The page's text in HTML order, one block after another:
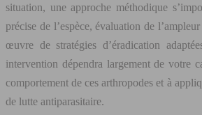
situation, une approche méthodique
précise de l’espèce, évaluation de
œuvre de stratégies d’éradication
intervention dépendra largement de votre
comportement de ces arthropodes et à
de lutte antiparasitaire.